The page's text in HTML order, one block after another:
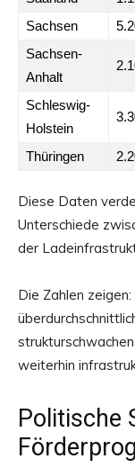
Sachsen
Sachsen-
Anhalt
Schleswig-
Holstein
Thüringen
Diese Daten
Unterschiede
der
Die Zahlen
weiterhin
Politische